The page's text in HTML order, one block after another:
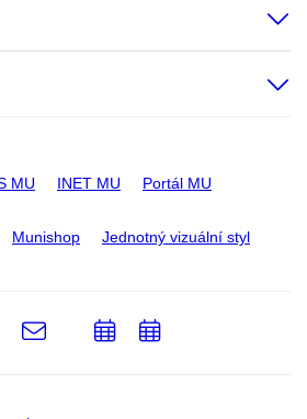
MU INET MU Portál MU
Munishop Jednotný vizuální styl
LinkedIn
e-
PřidatPřidat